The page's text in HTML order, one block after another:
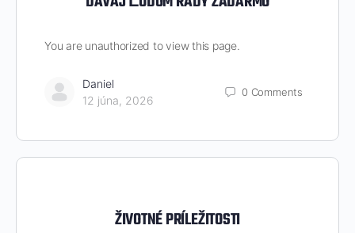
You are unauthorized to view this page.
Daniel
12 júna, 2026
0 Comments
ŽIVOTNÉ PRÍLEŽITOSTI